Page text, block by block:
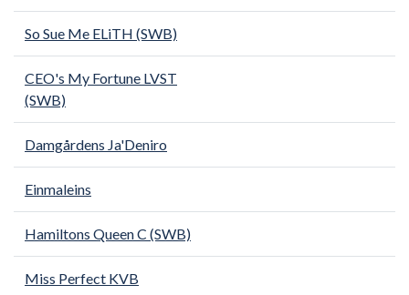
So Sue Me ELiTH (SWB)
CEO's My Fortune LVST
(SWB)
Damgårdens Ja'Deniro
Einmaleins
Hamiltons Queen C (SWB)
Miss Perfect KVB